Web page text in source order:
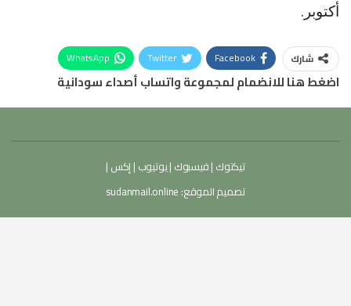
أكتوبر.
شارك Facebook
Twitter
WhatsApp
اضغط هنا للانضمام لمجموعة واتساب أصداء سودانية
تيكتوك |فيسبوك |يوتيوب |إكس |
تصميم الموقع: sudanmail.online